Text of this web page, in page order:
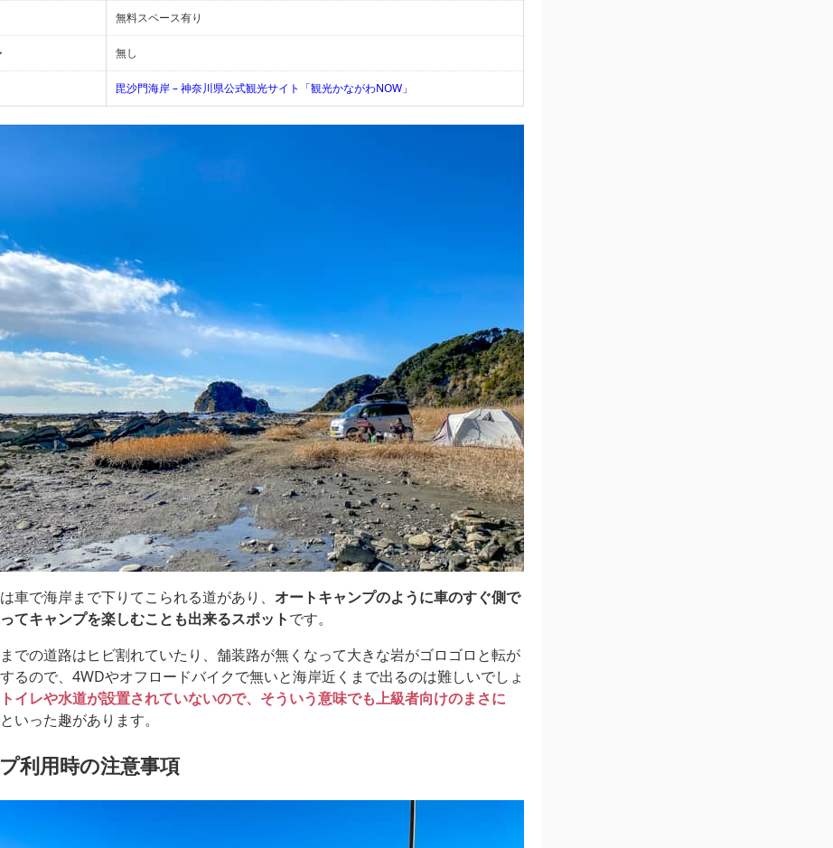
無料スペース有り
無し
毘沙門海岸 – 神奈川県公式観光サイト「観光かながわNOW」
車で海岸まで下りてこられる道があり、 オートキャンプのように車のすぐ側で
てキャンプを楽しむことも出来るスポットです。
での道路はヒビ割れていたり、舗装路が無くなって大きな岩がゴロゴロと転が
るので、4WDやオフロードバイクで無いと海岸近くまで出るのは難しいでしょ
トイレや水道が設置されていないので、そういう意味でも上級者向けのまさに
といった趣があります。
利用時の注意事項